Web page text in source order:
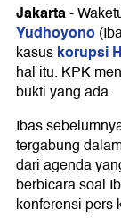
Jakarta-
Yudhoyono
kasuskorupsi
hal itu. KPK
bukti yang ada.
Ibas
tergabung
dari agenda
berbicara soal
konferensi pers